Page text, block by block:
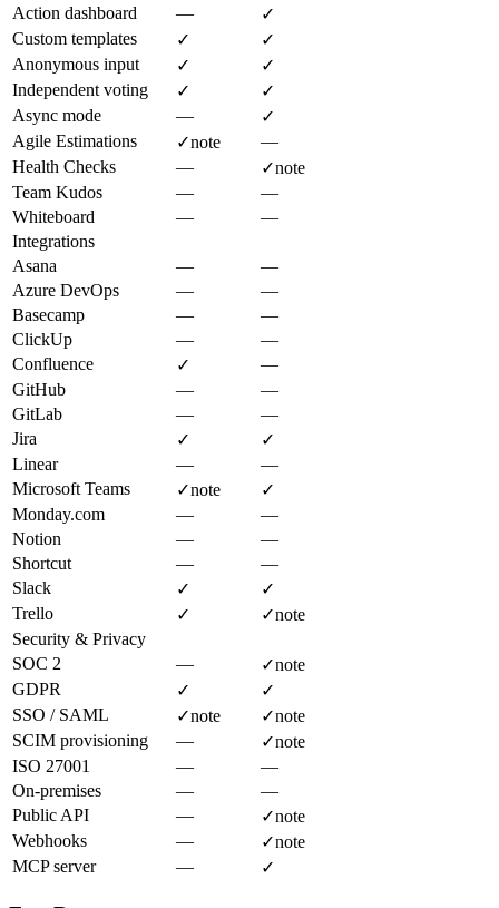
Action dashboard —
✓
Custom templates
✓
✓
Anonymous input
✓
✓
Independent voting
✓
✓
Async mode
—
✓
Agile Estimations
✓note
—
Health Checks
— ✓note
Team Kudos
—
—
Whiteboard
—
—
Integrations
Asana
—
—
Azure DevOps
—
—
Basecamp
—
—
ClickUp
—
—
Confluence
✓
—
GitHub
—
—
GitLab
—
—
Jira
✓
✓
Linear
—
—
Microsoft Teams
✓note
✓
Monday.com
—
—
Notion
—
—
Shortcut
—
—
Slack
✓
✓
Trello
✓ ✓note
Security & Privacy
SOC 2
— ✓note
GDPR
✓
✓
SSO / SAML
✓note ✓note
SCIM provisioning
— ✓note
ISO 27001
—
—
On-premises
—
—
Public API
— ✓note
Webhooks
— ✓note
MCP server
— ✓